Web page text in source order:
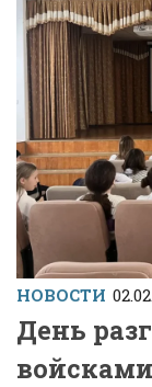
НОВОСТИ
День